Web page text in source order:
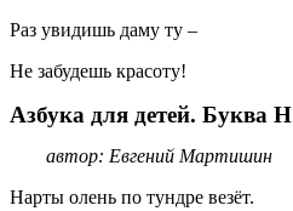
Раз увидишь даму ту –
Не забудешь красоту!
Азбука для детей. Буква Н
автор: Евгений Мартишин
Нарты олень по тундре везёт.